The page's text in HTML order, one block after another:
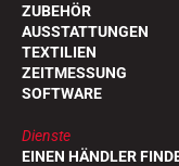
ZUBEHÖR
AUSSTATTUNGEN
TEXTILIEN
ZEITMESSUNG
SOFTWARE
Dienste
EINEN HÄNDLER